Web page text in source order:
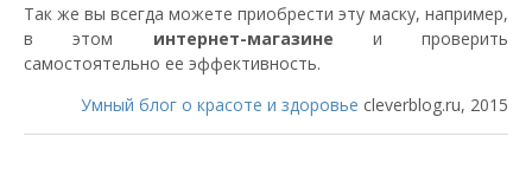
Так же вы всегда можете приобрести эту маску, например,
в этом интернет-магазине и проверить
самостоятельно ее эффективность.
Умный блог о красоте и здоровье cleverblog.ru, 2015